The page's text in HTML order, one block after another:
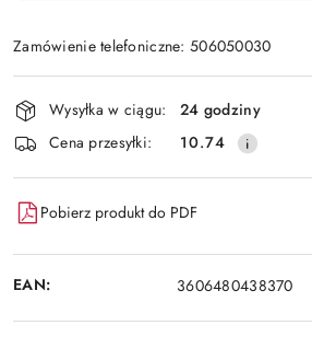
Zamówienie telefoniczne: 506050030
Wyślij
Dostępność
i
dostawa
Wysyłka w ciągu:
24 godziny
Cena przesyłki:
10.74
Pobierz produkt do PDF
EAN: 3606480438370